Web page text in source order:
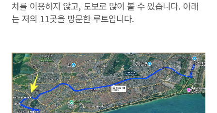
차를 이용하지 않고, 도보로 많이 볼 수 있습니다. 아래
는 저의 11곳을 방문한 루트입니다.